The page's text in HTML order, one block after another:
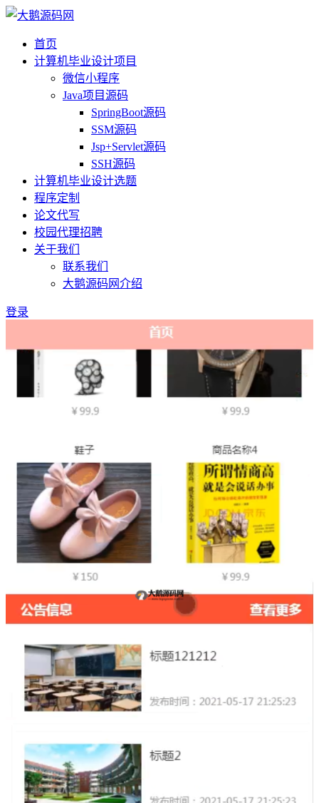
首页
计算机毕业设计项目
微信小程序
Java项目源码
SpringBoot源码
SSM源码
Jsp+Servlet源码
SSH源码
计算机毕业设计选题
程序定制
论文代写
校园代理招聘
关于我们
联系我们
大鹅源码网介绍
登录